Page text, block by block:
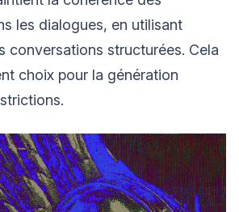
les dialogues, en utilisant
conversations structurées. Cela
choix pour la génération